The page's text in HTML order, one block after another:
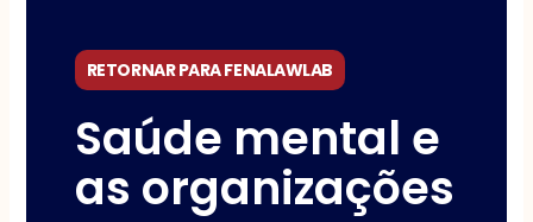
RETORNAR PARA FENALAWLAB
Saúde mental e
as organizações